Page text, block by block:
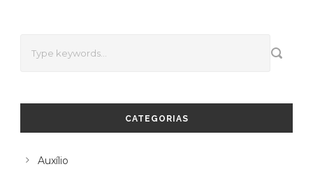
CATEGORIAS
Auxílio